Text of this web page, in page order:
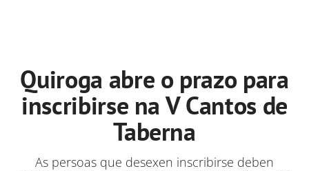
Quiroga abre o prazo para
inscribirse na V Cantos de
Taberna
As persoas que desexen inscribirse deben